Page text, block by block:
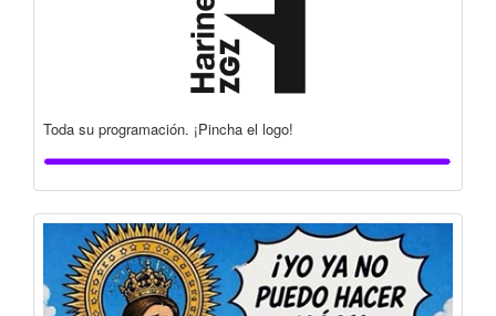
Toda su programación. ¡Pincha el logo!